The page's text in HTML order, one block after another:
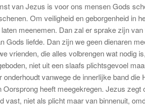
van Jezus is voor ons mensen Gods
Om veiligheid en geborgenheid in
meenemen. Dan zal er sprake zijn
Gods liefde. Dan zijn we geen dienaren
vrienden, die alles volbrengen wat nodig
niet uit een slaafs plichtsgevoel
onderhoudt vanwege de innerlijke band
heeft meegekregen. Jezus
vast, niet als plicht maar van binnenuit,